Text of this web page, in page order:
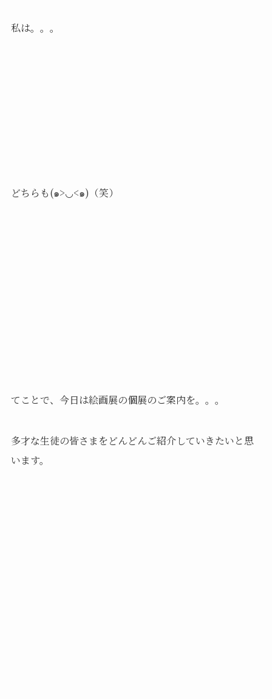
私は。。。
どちらも(๑>◡<๑)（笑）
てことで、今日は絵画展の個展のご案内を。。。
多才な生徒の皆さまをどんどんご紹介していきたいと思
います。